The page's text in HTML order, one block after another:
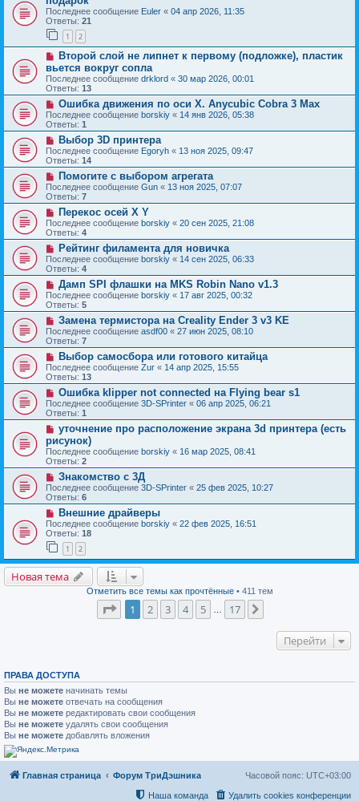
Последнее сообщение Euler « 04 апр 2026, 11:35
Ответы: 21
1 2
Второй слой не липнет к первому (подложке), пластик
вьется вокруг сопла
Последнее сообщение drklord « 30 мар 2026, 00:01
Ответы: 13
Ошибка движения по оси Х. Anycubic Cobra 3 Max
Последнее сообщение borskiy « 14 янв 2026, 05:38
Ответы: 1
Выбор 3D принтера
Последнее сообщение Egoryh « 13 ноя 2025, 09:47
Ответы: 14
Помогите с выбором агрегата
Последнее сообщение Gun « 13 ноя 2025, 07:07
Ответы: 7
Перекос осей X Y
Последнее сообщение borskiy « 20 сен 2025, 21:08
Ответы: 4
Рейтинг филамента для новичка
Последнее сообщение borskiy « 14 сен 2025, 06:33
Ответы: 4
Дамп SPI флашки на MKS Robin Nano v1.3
Последнее сообщение borskiy « 17 авг 2025, 00:32
Ответы: 5
Замена термистора на Creality Ender 3 v3 KE
Последнее сообщение asdf00 « 27 июн 2025, 08:10
Ответы: 7
Выбор самосбора или готового китайца
Последнее сообщение Zur « 14 апр 2025, 15:55
Ответы: 13
Ошибка klipper not connected на Flying bear s1
Последнее сообщение 3D-SPrinter « 06 апр 2025, 06:21
Ответы: 1
уточнение про расположение экрана 3d принтера (есть
рисунок)
Последнее сообщение borskiy « 16 мар 2025, 08:41
Ответы: 2
Знакомство с 3Д
Последнее сообщение 3D-SPrinter « 25 фев 2025, 10:27
Ответы: 6
Внешние драйверы
Последнее сообщение borskiy « 22 фев 2025, 16:51
Ответы: 18
1 2
Новая тема
Отметить все темы как прочтённые• 411 тем
Страница1 из
1 2 3 4 5 17
Перейти
ПРАВА ДОСТУПА
Вы не можете начинать темы
Вы не можете отвечать на сообщения
Вы не можете редактировать свои сообщения
Вы не можете удалять свои сообщения
Вы не можете добавлять вложения
Главная страница Форум ТриДэшника Часовой пояс: UTC+03:00
Удалить cookies конференции
Наша команда